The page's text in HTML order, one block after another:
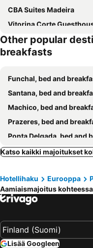
CBA Suites Madeira
Vitorina Corte
Alojamento Central 1
Madeira Accommodation
Other popular
breakfasts
Funchal, bed and
Santana, bed and
Machico, bed and
Prazeres, bed and
Ponta Delgada, bed and
Câmara de Lobos, bed and
Ponta do Sol, bed and
Camacha, bed and
Katso kaikki majoitukset
Hotellihaku Eurooppa
Aamiaismajoitus
Lisää Googleen